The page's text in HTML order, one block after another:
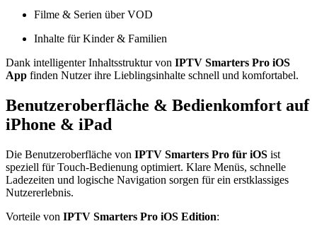
Filme & Serien über VOD
Inhalte für Kinder & Familien
Dank intelligenter Inhaltsstruktur von IPTV Smarters Pro iOS
App finden Nutzer ihre Lieblingsinhalte schnell und komfortabel.
Benutzeroberfläche & Bedienkomfort auf
iPhone & iPad
Die Benutzeroberfläche von IPTV Smarters Pro für iOS ist
speziell für Touch-Bedienung optimiert. Klare Menüs, schnelle
Ladezeiten und logische Navigation sorgen für ein erstklassiges
Nutzererlebnis.
Vorteile von IPTV Smarters Pro iOS Edition: